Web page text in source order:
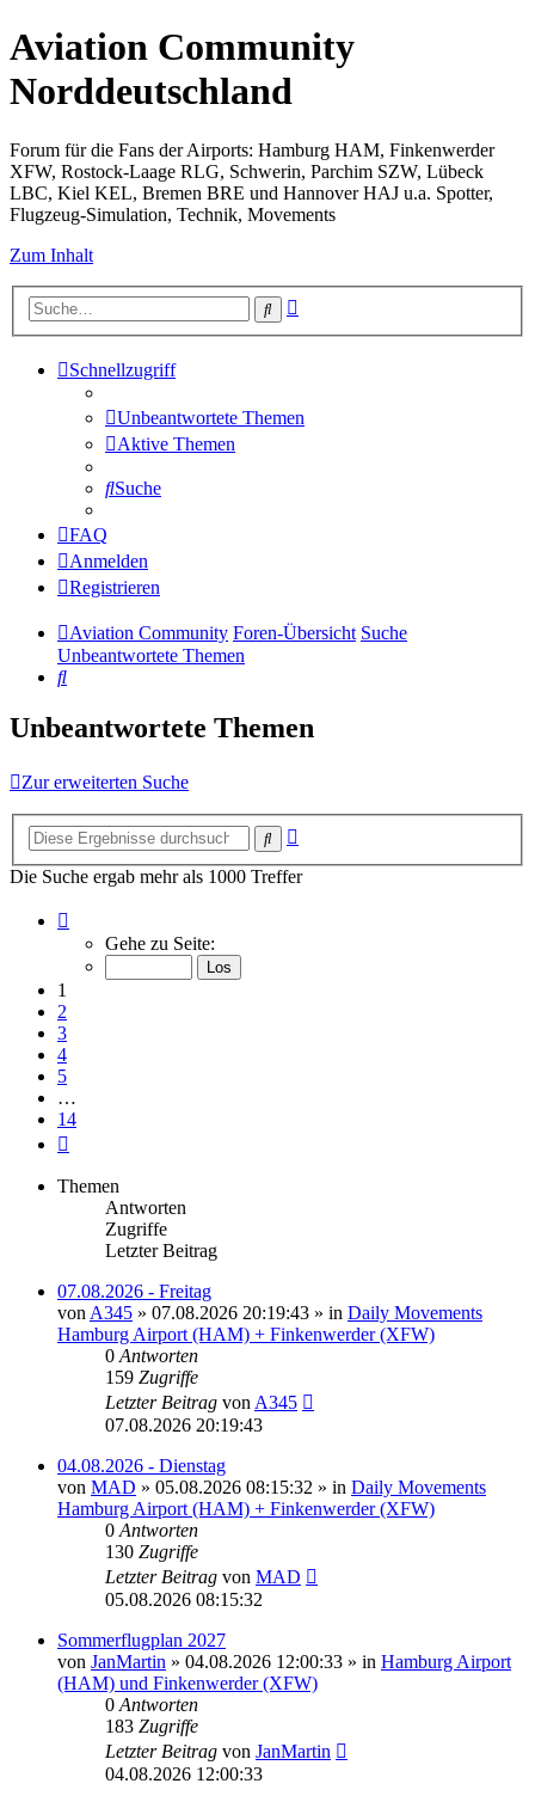
Aviation Community
Norddeutschland
Forum für die Fans der Airports: Hamburg HAM, Finkenwerder
XFW, Rostock-Laage RLG, Schwerin, Parchim SZW, Lübeck
LBC, Kiel KEL, Bremen BRE und Hannover HAJ u.a. Spotter,
Flugzeug-Simulation, Technik, Movements
Zum Inhalt
Suche
Schnellzugriff
Unbeantwortete Themen
Aktive Themen
Suche
FAQ
Anmelden
Registrieren
Aviation Community Foren-Übersicht Suche
Unbeantwortete Themen
Suche
Unbeantwortete Themen
Zur erweiterten Suche
Suche
Die Suche ergab mehr als 1000 Treffer
von
Gehe zu Seite:
1
2
3
4
5
…
14
Themen
Antworten
Zugriffe
Letzter Beitrag
07.08.2026 - Freitag
von A345 » 07.08.2026 20:19:43 » in Daily Movements
Hamburg Airport (HAM) + Finkenwerder (XFW)
0 Antworten
159 Zugriffe
Letzter Beitrag von A345
07.08.2026 20:19:43
04.08.2026 - Dienstag
von MAD » 05.08.2026 08:15:32 » in Daily Movements
Hamburg Airport (HAM) + Finkenwerder (XFW)
0 Antworten
130 Zugriffe
Letzter Beitrag von MAD
05.08.2026 08:15:32
Sommerflugplan 2027
von JanMartin » 04.08.2026 12:00:33 » in Hamburg Airport
(HAM) und Finkenwerder (XFW)
0 Antworten
183 Zugriffe
Letzter Beitrag von JanMartin
04.08.2026 12:00:33